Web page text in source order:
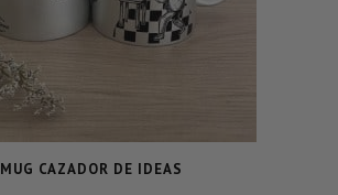
MUG CAZADOR DE IDEAS